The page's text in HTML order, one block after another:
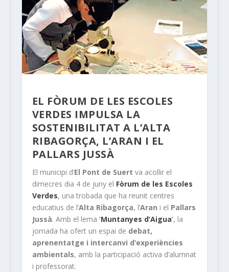
EL FÒRUM DE LES ESCOLES
VERDES IMPULSA LA
SOSTENIBILITAT A L’ALTA
RIBAGORÇA, L’ARAN I EL
PALLARS JUSSÀ
El municipi d’El Pont de Suert va acollir el
dimecres dia 4 de juny el Fòrum de les Escoles
Verdes, una trobada que ha reunit centres
educatius de l’Alta Ribagorça, l’Aran i el Pallars
Jussà. Amb el lema ‘Muntanyes d’Aigua’, la
jornada ha ofert un espai de debat,
aprenentatge i intercanvi d’experiències
ambientals, amb la participació activa d’alumnat
i professorat.